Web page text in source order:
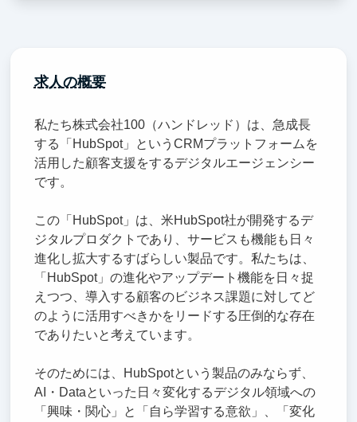
求人の概要
私たち株式会社100（ハンドレッド）は、急成長
する「HubSpot」というCRMプラットフォームを
活用した顧客支援をするデジタルエージェンシー
です。
この「HubSpot」は、米HubSpot社が開発するデ
ジタルプロダクトであり、サービスも機能も日々
進化し拡大するすばらしい製品です。私たちは、
「HubSpot」の進化やアップデート機能を日々捉
えつつ、導入する顧客のビジネス課題に対してど
のように活用すべきかをリードする圧倒的な存在
でありたいと考えています。
そのためには、HubSpotという製品のみならず、
AI・Dataといった日々変化するデジタル領域への
「興味・関心」と「自ら学習する意欲」、「変化